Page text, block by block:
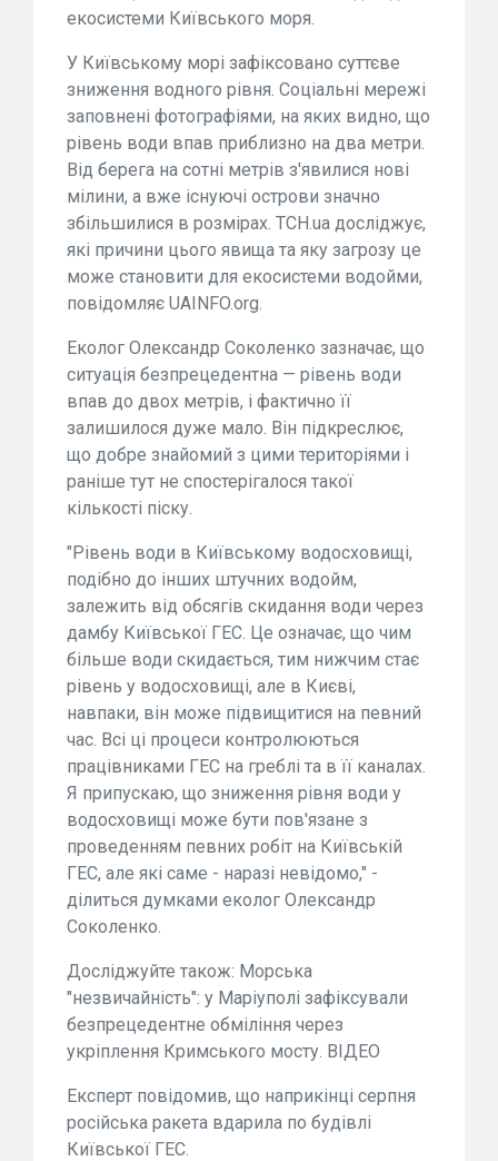
екосистеми Київського моря.
У Київському морі зафіксовано суттєве
зниження водного рівня. Соціальні мережі
заповнені фотографіями, на яких видно, що
рівень води впав приблизно на два метри.
Від берега на сотні метрів з'явилися нові
мілини, а вже існуючі острови значно
збільшилися в розмірах. ТСН.ua досліджує,
які причини цього явища та яку загрозу це
може становити для екосистеми водойми,
повідомляє UAINFO.org.
Еколог Олександр Соколенко зазначає, що
ситуація безпрецедентна — рівень води
впав до двох метрів, і фактично її
залишилося дуже мало. Він підкреслює,
що добре знайомий з цими територіями і
раніше тут не спостерігалося такої
кількості піску.
"Рівень води в Київському водосховищі,
подібно до інших штучних водойм,
залежить від обсягів скидання води через
дамбу Київської ГЕС. Це означає, що чим
більше води скидається, тим нижчим стає
рівень у водосховищі, але в Києві,
навпаки, він може підвищитися на певний
час. Всі ці процеси контролюються
працівниками ГЕС на греблі та в її каналах.
Я припускаю, що зниження рівня води у
водосховищі може бути пов'язане з
проведенням певних робіт на Київській
ГЕС, але які саме - наразі невідомо," -
ділиться думками еколог Олександр
Соколенко.
Досліджуйте також: Морська
"незвичайність": у Маріуполі зафіксували
безпрецедентне обміління через
укріплення Кримського мосту. ВІДЕО
Експерт повідомив, що наприкінці серпня
російська ракета вдарила по будівлі
Київської ГЕС.